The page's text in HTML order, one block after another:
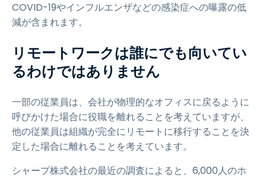
COVID-19やインフルエンザなどの感染症への曝露の低
減が含まれます。
リモートワークは誰にでも向いてい
るわけではありません
一部の従業員は、会社が物理的なオフィスに戻るように
呼びかけた場合に役職を離れることを考えていますが、
他の従業員は組織が完全にリモートに移行することを決
定した場合に離れることを考えています。
シャープ株式会社の最近の調査によると、6,000人のホ